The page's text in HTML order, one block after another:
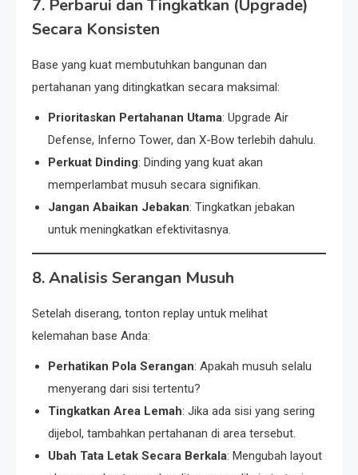
7. Perbarui dan Tingkatkan (Upgrade)
Secara Konsisten
Base yang kuat membutuhkan bangunan dan
pertahanan yang ditingkatkan secara maksimal:
Prioritaskan Pertahanan Utama: Upgrade Air
Defense, Inferno Tower, dan X-Bow terlebih dahulu.
Perkuat Dinding: Dinding yang kuat akan
memperlambat musuh secara signifikan.
Jangan Abaikan Jebakan: Tingkatkan jebakan
untuk meningkatkan efektivitasnya.
8. Analisis Serangan Musuh
Setelah diserang, tonton replay untuk melihat
kelemahan base Anda:
Perhatikan Pola Serangan: Apakah musuh selalu
menyerang dari sisi tertentu?
Tingkatkan Area Lemah: Jika ada sisi yang sering
dijebol, tambahkan pertahanan di area tersebut.
Ubah Tata Letak Secara Berkala: Mengubah layout